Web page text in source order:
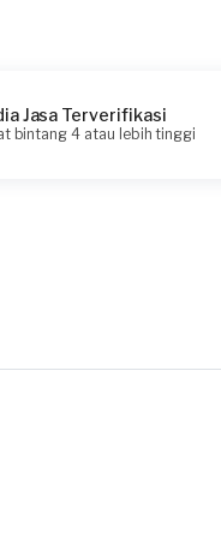
Jasa Terverifikasi
bintang 4 atau lebih tinggi